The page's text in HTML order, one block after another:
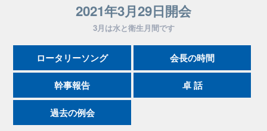
2021年3月29日開会
3月は水と衛生月間です
ロータリーソング 会長の時間
幹事報告 卓 話
過去の例会